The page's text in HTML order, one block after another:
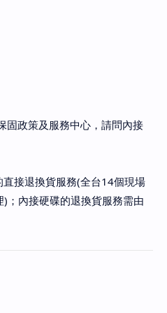
固政策及服務中心，請問內接
接退換貨服務(全台14個現場
；內接硬碟的退換貨服務需由